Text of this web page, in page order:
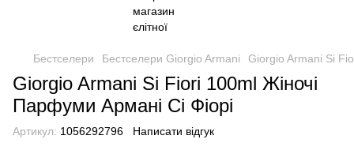
Бестселери Бестселери Giorgio Armani Giorgio Armani Si
Giorgio Armani Si Fiori 100ml Жіночі
Парфуми Армані Сі Фіорі
Артикул: 1056292796 Написати відгук